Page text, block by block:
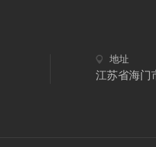
地址
江苏省海门